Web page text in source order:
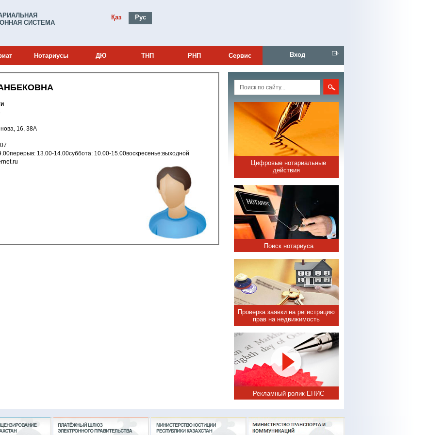
СИСТЕМА
Қаз Рус
Нотариусы ДЮ ТНП РНП Сервис Вход
16, 38А
19.00перерыв: 13.00-14.00суббота: 10.00-15.00воскресенье:выходной
Цифровые нотариальные
действия
Поиск нотариуса
Проверка заявки на регистрацию
прав на недвижимость
Рекламный ролик ЕНИС